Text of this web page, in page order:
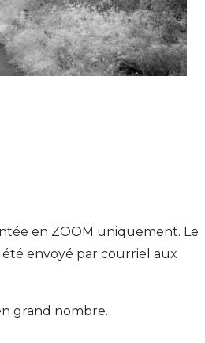
en ZOOM uniquement. Le
été envoyé par courriel aux
grand nombre.